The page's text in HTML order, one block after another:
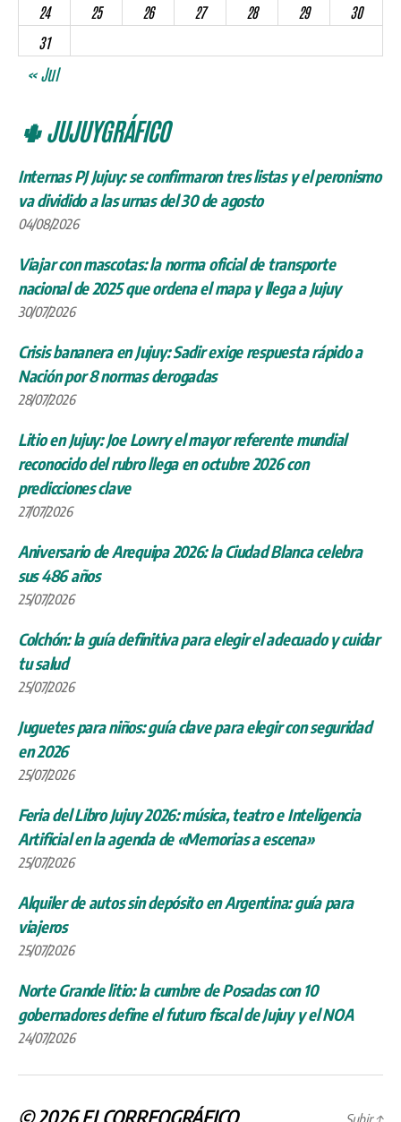
24
25 26 27 28 29
30
31
« Jul
🌵 JUJUYGRÁFICO
Internas PJ Jujuy: se confirmaron tres listas y el peronismo
va dividido a las urnas del 30 de agosto
04/08/2026
Viajar con mascotas: la norma oficial de transporte
nacional de 2025 que ordena el mapa y llega a Jujuy
30/07/2026
Crisis bananera en Jujuy: Sadir exige respuesta rápido a
Nación por 8 normas derogadas
28/07/2026
Litio en Jujuy: Joe Lowry el mayor referente mundial
reconocido del rubro llega en octubre 2026 con
predicciones clave
27/07/2026
Aniversario de Arequipa 2026: la Ciudad Blanca celebra
sus 486 años
25/07/2026
Colchón: la guía definitiva para elegir el adecuado y cuidar
tu salud
25/07/2026
Juguetes para niños: guía clave para elegir con seguridad
en 2026
25/07/2026
Feria del Libro Jujuy 2026: música, teatro e Inteligencia
Artificial en la agenda de «Memorias a escena»
25/07/2026
Alquiler de autos sin depósito en Argentina: guía para
viajeros
25/07/2026
Norte Grande litio: la cumbre de Posadas con 10
gobernadores define el futuro fiscal de Jujuy y el NOA
24/07/2026
© 2026ELCORREOGRÁFICO